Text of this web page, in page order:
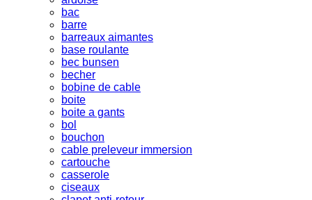
bac
barre
barreaux aimantes
base roulante
bec bunsen
becher
bobine de cable
boite
boite a gants
bol
bouchon
cable preleveur immersion
cartouche
casserole
ciseaux